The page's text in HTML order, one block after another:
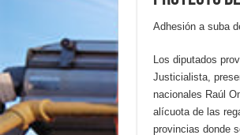
Adhesión a suba
Los diputados
Justicialista,
nacionales Raúl
alícuota de las
provincias donde